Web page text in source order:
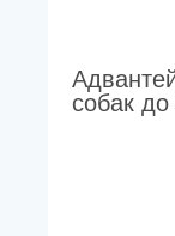
собак до